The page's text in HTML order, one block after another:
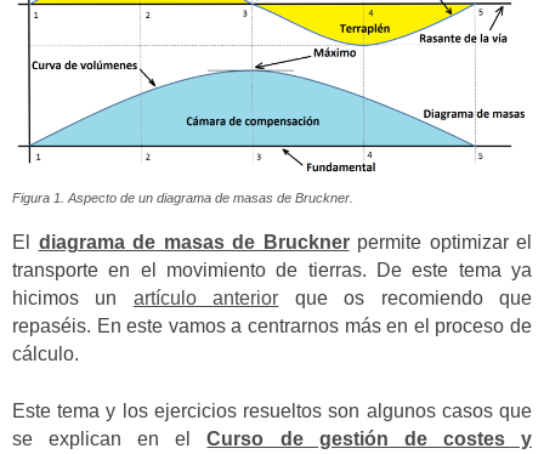
Figura 1. Aspecto de un diagrama de masas de Bruckner.
El diagrama de masas de Brucknerpermite optimizar el
transporte en el movimiento de tierras. De este tema ya
hicimos un artículo anterior que os recomiendo que
repaséis. En este vamos a centrarnos más en el proceso de
cálculo.
Este tema y los ejercicios resueltos son algunos casos que
se explican en elCurso de gestión de costes y